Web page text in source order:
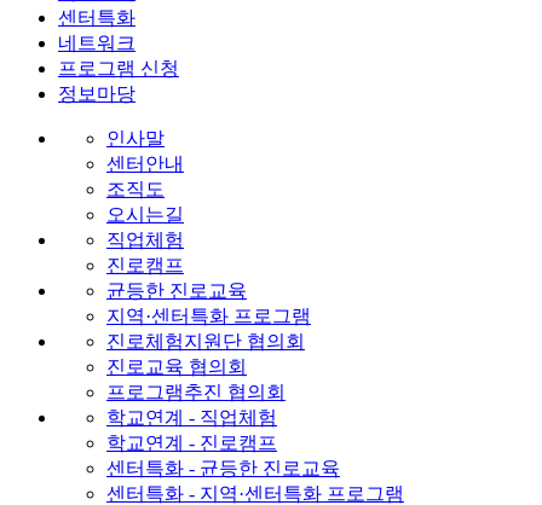
센터특화
네트워크
프로그램 신청
정보마당
인사말
센터안내
조직도
오시는길
직업체험
진로캠프
균등한 진로교육
지역·센터특화 프로그램
진로체험지원단 협의회
진로교육 협의회
프로그램추진 협의회
학교연계 - 직업체험
학교연계 - 진로캠프
센터특화 - 균등한 진로교육
센터특화 - 지역·센터특화 프로그램